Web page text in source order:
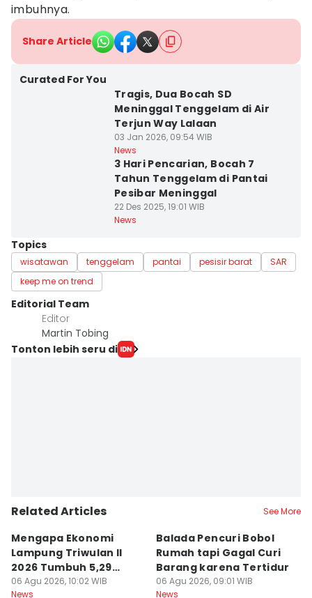
imbuhnya.
Share Article
Curated For You
Tragis, Dua Bocah SD
Meninggal Tenggelam di Air
Terjun Way Lalaan
03 Jan 2026, 09:54 WIB
News
3 Hari Pencarian, Bocah 7
Tahun Tenggelam di Pantai
Pesibar Meninggal
22 Des 2025, 19:01 WIB
News
Topics
wisatawan tenggelam pantai pesisir barat
SAR
keep me on trend
Editorial Team
Editor
Martin Tobing
Tonton lebih seru di
Related Articles See More
Mengapa Ekonomi
Lampung Triwulan II
2026 Tumbuh 5,29
Persen?
06 Agu 2026, 10:02 WIB
News
Balada Pencuri Bobol
Rumah tapi Gagal Curi
Barang karena Tertidur
06 Agu 2026, 09:01 WIB
News